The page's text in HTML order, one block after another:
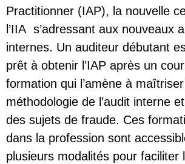
Practitionner (IAP), la nouvelle
l’IIA s’adressant aux nouveaux
internes. Un auditeur débutant
prêt à obtenir l’IAP après un
formation qui l’amène à
méthodologie de l’audit interne
des sujets de fraude. Ces
dans la profession sont
plusieurs modalités pour faciliter